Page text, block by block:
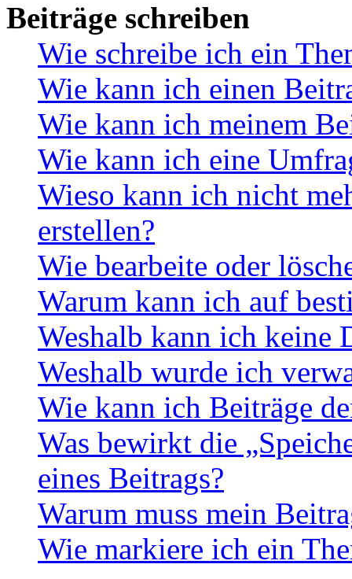
Beiträge schreiben
Wie schreibe ich ein
Wie kann ich einen
Wie kann ich meinem
Wie kann ich eine
Wieso kann ich nicht
erstellen?
Wie bearbeite oder
Warum kann ich auf
Weshalb kann ich keine
Weshalb wurde ich
Wie kann ich Beiträge
Was bewirkt die
eines Beitrags?
Warum muss mein
Wie markiere ich ein